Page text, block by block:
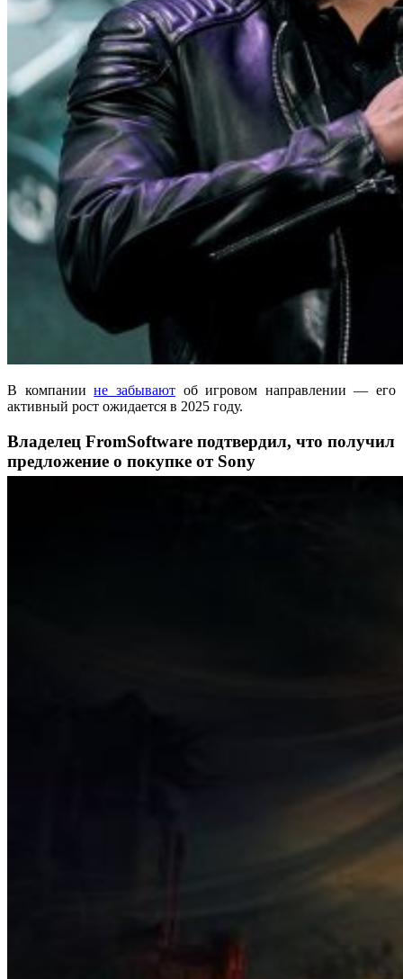
В компаниине забываютоб игровом направлении — его
активный рост ожидается в 2025 году.
Владелец FromSoftware подтвердил, что получил
предложение о покупке от Sony